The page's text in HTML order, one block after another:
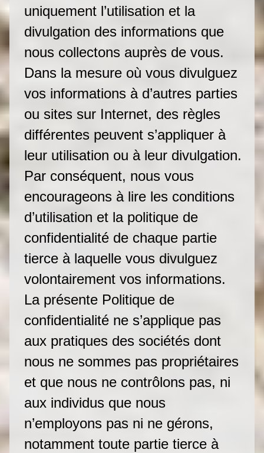
uniquement l’utilisation et la
divulgation des informations que
nous collectons auprès de vous.
Dans la mesure où vous divulguez
vos informations à d’autres parties
ou sites sur Internet, des règles
différentes peuvent s’appliquer à
leur utilisation ou à leur divulgation.
Par conséquent, nous vous
encourageons à lire les conditions
d’utilisation et la politique de
confidentialité de chaque partie
tierce à laquelle vous divulguez
volontairement vos informations.
La présente Politique de
confidentialité ne s’applique pas
aux pratiques des sociétés dont
nous ne sommes pas propriétaires
et que nous ne contrôlons pas, ni
aux individus que nous
n’employons pas ni ne gérons,
notamment toute partie tierce à